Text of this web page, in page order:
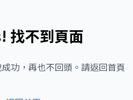
找不到頁面
功，再也不回頭。請返回首頁